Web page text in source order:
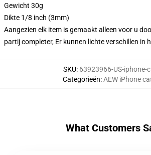
Gewicht 30g
Dikte 1/8 inch (3mm)
Aangezien elk item is gemaakt alleen voor u
partij completer, Er kunnen lichte verschillen in
SKU: 63923966-US-iphone-
Categorieën:AEW iPhone
What Customers